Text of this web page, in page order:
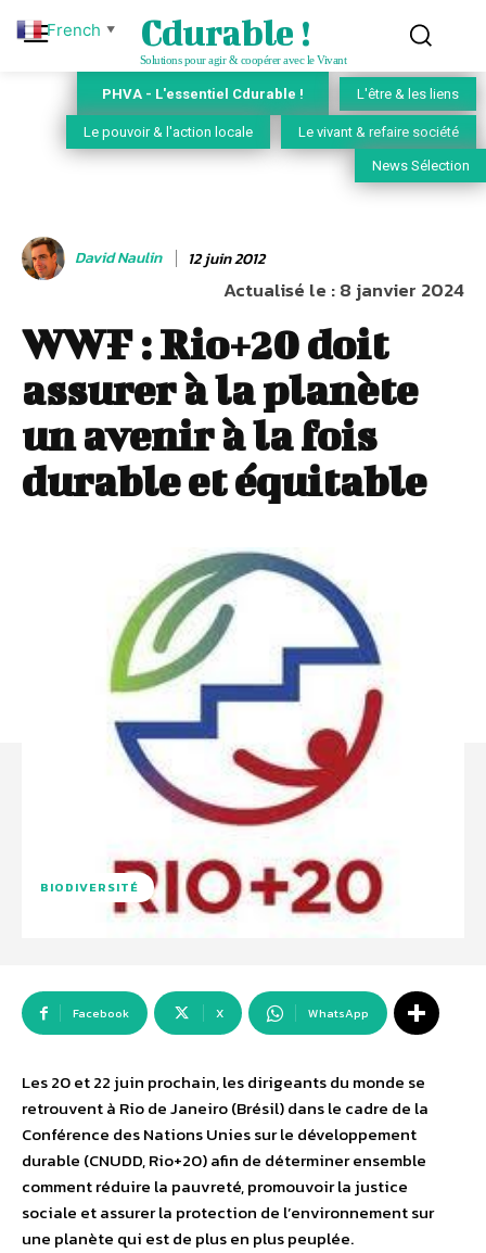
Cdurable !
Solutions pour agir & coopérer avec le Vivant
PHVA - L'essentiel Cdurable ! L'être & les liens
Le pouvoir & l'action locale Le vivant & refaire société
News Sélection
David Naulin 12 juin 2012
Actualisé le :8 janvier 2024
WWF : Rio+20 doit
assurer à la planète
un avenir à la fois
durable et équitable
BIODIVERSITÉ
Facebook X WhatsApp
Les 20 et 22 juin prochain, les dirigeants du monde se
retrouvent à Rio de Janeiro (Brésil) dans le cadre de la
Conférence des Nations Unies sur le développement
durable (CNUDD, Rio+20) afin de déterminer ensemble
comment réduire la pauvreté, promouvoir la justice
sociale et assurer la protection de l’environnement sur
une planète qui est de plus en plus peuplée.
French ▼